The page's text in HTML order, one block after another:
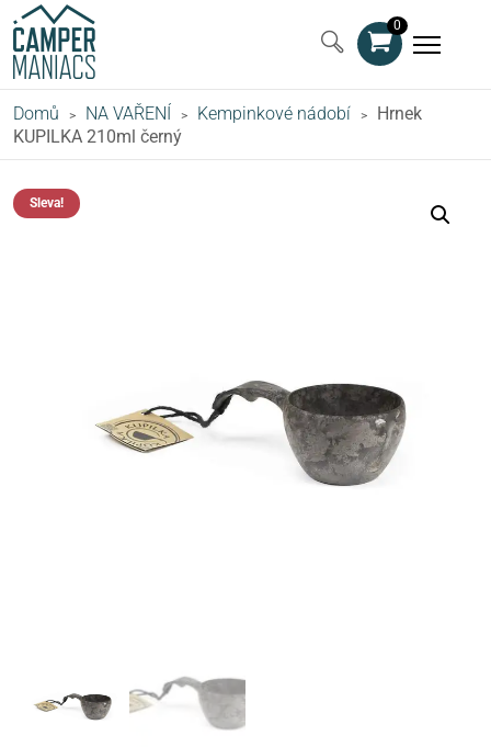
0
Domů > NA VAŘENÍ > Kempinkové nádobí >
Hrnek
KUPILKA 210ml černý
Sleva!